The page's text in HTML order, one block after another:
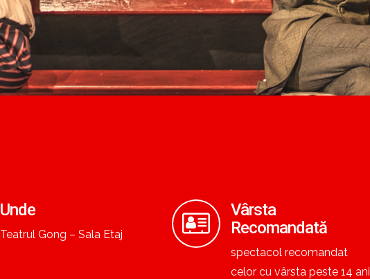
Unde
Teatrul Gong – Sala Etaj
Vârsta
Recomandată
spectacol recomandat
celor cu vârsta peste 14 ani